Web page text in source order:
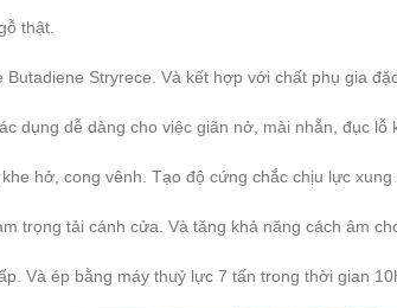
thật.
Stryrece. Và kết hợp với chất phụ gia
dụng dễ dàng cho việc giãn nở, mài nhẵn, đục lỗ
hở, cong vênh. Tạo độ cứng chắc chịu lực
trọng tải cánh cửa. Và tăng khả năng cách âm
Và ép bằng máy thuỷ lực 7 tấn trong thời gian